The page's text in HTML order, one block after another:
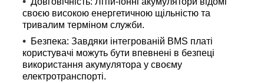
своєю високою енергетичною щільністю та
тривалим терміном служби.
Безпека: Завдяки інтегрованій BMS платі
користувачі можуть бути впевнені в безпеці
використання акумулятора у своєму
електротранспорті.